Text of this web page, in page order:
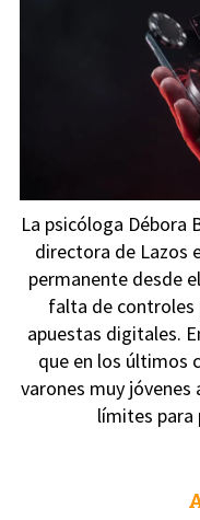
La psicóloga Débora
directora de Lazos
permanente desde
falta de controles
apuestas digitales.
que en los últimos
varones muy
límites para